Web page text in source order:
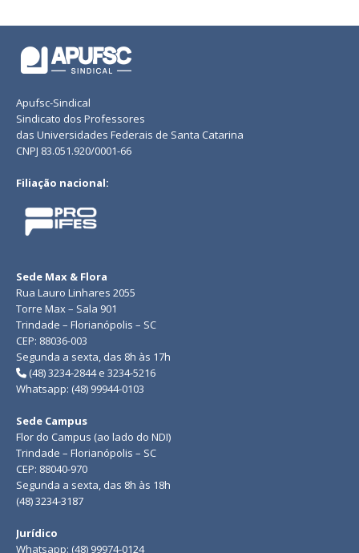
Apufsc-Sindical
Sindicato dos Professores
das Universidades Federais de Santa Catarina
CNPJ 83.051.920/0001-66
Filiação nacional:
Sede Max & Flora
Rua Lauro Linhares 2055
Torre Max – Sala 901
Trindade – Florianópolis – SC
CEP: 88036-003
Segunda a sexta, das 8h às 17h
(48) 3234-2844 e 3234-5216
Whatsapp: (48) 99944-0103
Sede Campus
Flor do Campus (ao lado do NDI)
Trindade – Florianópolis – SC
CEP: 88040-970
Segunda a sexta, das 8h às 18h
(48) 3234-3187
Jurídico
Whatsapp: (48) 99974-0124